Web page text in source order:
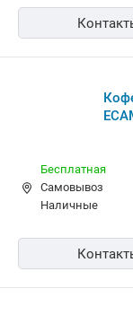
Бесплатная
Самовывоз
наличные